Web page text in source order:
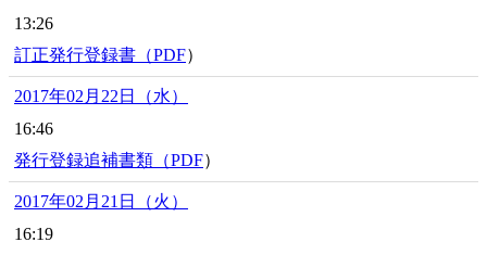
13:26
訂正発行登録書（PDF）
2017年02月22日（水）
16:46
発行登録追補書類（PDF）
2017年02月21日（火）
16:19